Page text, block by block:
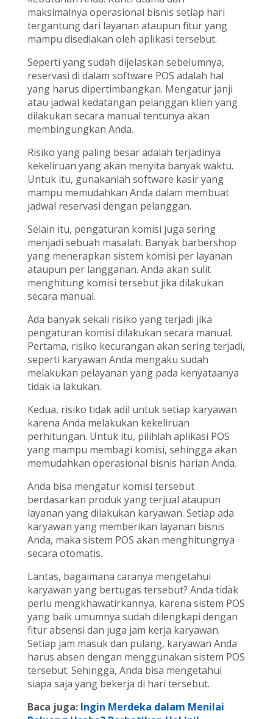
maksimalnya operasional bisnis setiap hari
tergantung dari layanan ataupun fitur yang
mampu disediakan oleh aplikasi tersebut.
Seperti yang sudah dijelaskan sebelumnya,
reservasi di dalam software POS adalah hal
yang harus dipertimbangkan. Mengatur janji
atau jadwal kedatangan pelanggan klien yang
dilakukan secara manual tentunya akan
membingungkan Anda.
Risiko yang paling besar adalah terjadinya
kekeliruan yang akan menyita banyak waktu.
Untuk itu, gunakanlah software kasir yang
mampu memudahkan Anda dalam membuat
jadwal reservasi dengan pelanggan.
Selain itu, pengaturan komisi juga sering
menjadi sebuah masalah. Banyak barbershop
yang menerapkan sistem komisi per layanan
ataupun per langganan. Anda akan sulit
menghitung komisi tersebut jika dilakukan
secara manual.
Ada banyak sekali risiko yang terjadi jika
pengaturan komisi dilakukan secara manual.
Pertama, risiko kecurangan akan sering terjadi,
seperti karyawan Anda mengaku sudah
melakukan pelayanan yang pada kenyataanya
tidak ia lakukan.
Kedua, risiko tidak adil untuk setiap karyawan
karena Anda melakukan kekeliruan
perhitungan. Untuk itu, pilihlah aplikasi POS
yang mampu membagi komisi, sehingga akan
memudahkan operasional bisnis harian Anda.
Anda bisa mengatur komisi tersebut
berdasarkan produk yang terjual ataupun
layanan yang dilakukan karyawan. Setiap ada
karyawan yang memberikan layanan bisnis
Anda, maka sistem POS akan menghitungnya
secara otomatis.
Lantas, bagaimana caranya mengetahui
karyawan yang bertugas tersebut? Anda tidak
perlu mengkhawatirkannya, karena sistem POS
yang baik umumnya sudah dilengkapi dengan
fitur absensi dan juga jam kerja karyawan.
Setiap jam masuk dan pulang, karyawan Anda
harus absen dengan menggunakan sistem POS
tersebut. Sehingga, Anda bisa mengetahui
siapa saja yang bekerja di hari tersebut.
Baca juga: Ingin Merdeka dalam Menilai